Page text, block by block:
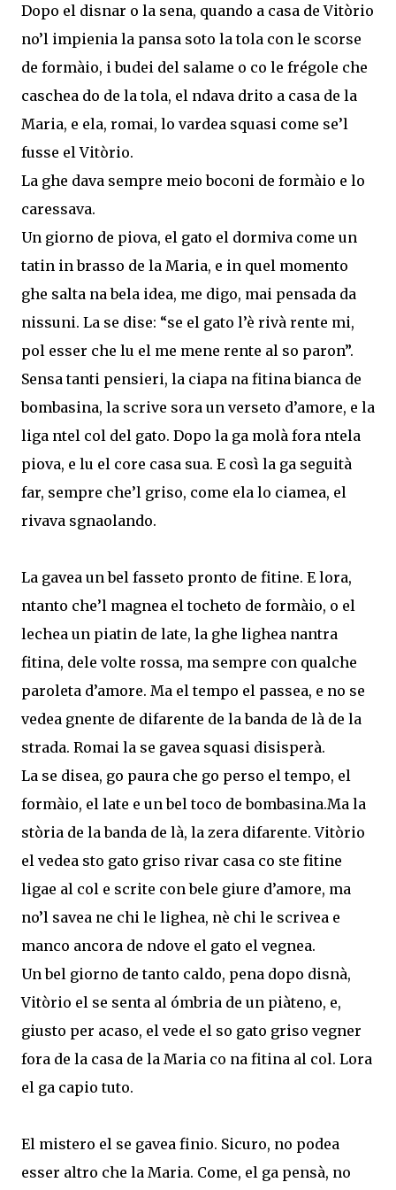
Dopo el disnar o la sena, quando a casa de Vitòrio
no’l impienia la pansa soto la tola con le scorse
de formàio, i budei del salame o co le frégole che
caschea do de la tola, el ndava drito a casa de la
Maria, e ela, romai, lo vardea squasi come se’l
fusse el Vitòrio.
La ghe dava sempre meio boconi de formàio e lo
caressava.
Un giorno de piova, el gato el dormiva come un
tatin in brasso de la Maria, e in quel momento
ghe salta na bela idea, me digo, mai pensada da
nissuni. La se dise: “se el gato l’è rivà rente mi,
pol esser che lu el me mene rente al so paron”.
Sensa tanti pensieri, la ciapa na fitina bianca de
bombasina, la scrive sora un verseto d’amore, e la
liga ntel col del gato. Dopo la ga molà fora ntela
piova, e lu el core casa sua. E così la ga seguità
far, sempre che’l griso, come ela lo ciamea, el
rivava sgnaolando.
La gavea un bel fasseto pronto de fitine. E lora,
ntanto che’l magnea el tocheto de formàio, o el
lechea un piatin de late, la ghe lighea nantra
fitina, dele volte rossa, ma sempre con qualche
paroleta d’amore. Ma el tempo el passea, e no se
vedea gnente de difarente de la banda de là de la
strada. Romai la se gavea squasi disisperà.
La se disea, go paura che go perso el tempo, el
formàio, el late e un bel toco de bombasina.Ma la
stòria de la banda de là, la zera difarente. Vitòrio
el vedea sto gato griso rivar casa co ste fitine
ligae al col e scrite con bele giure d’amore, ma
no’l savea ne chi le lighea, nè chi le scrivea e
manco ancora de ndove el gato el vegnea.
Un bel giorno de tanto caldo, pena dopo disnà,
Vitòrio el se senta al ómbria de un piàteno, e,
giusto per acaso, el vede el so gato griso vegner
fora de la casa de la Maria co na fitina al col. Lora
el ga capio tuto.
El mistero el se gavea finio. Sicuro, no podea
esser altro che la Maria. Come, el ga pensà, no